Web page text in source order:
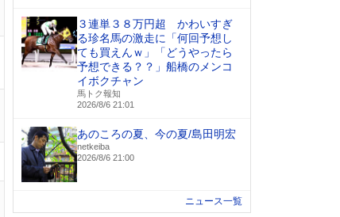
３連単３８万円超 かわいすぎ
る珍名馬の激走に「何回予想し
ても買えんｗ」「どうやったら
予想できる？？」船橋のメンコ
イボクチャン
馬トク報知
2026/8/6 21:01
あのころの夏、今の夏/島田明宏
netkeiba
2026/8/6 21:00
ニュース一覧